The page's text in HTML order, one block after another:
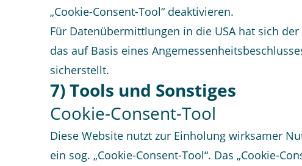
„Cookie-Consent-Tool“ deaktivieren.
Für Datenübermittlungen in die USA hat sich
das auf Basis eines
sicherstellt.
7) Tools und Sonstiges
Cookie-Consent-Tool
Diese Website nutzt zur Einholung wirksamer
ein sog. „Cookie-Consent-Tool“. Das „Cookie-